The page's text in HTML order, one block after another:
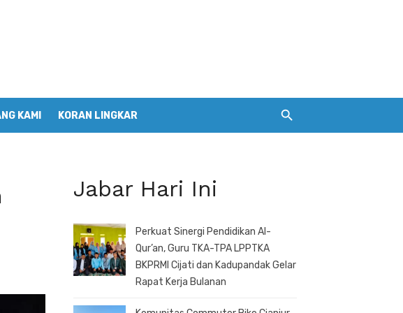
KAMI KORAN LINGKAR
Jabar Hari Ini
Perkuat Sinergi Pendidikan Al-
Qur’an, Guru TKA-TPA LPPTKA
BKPRMI Cijati dan Kadupandak Gelar
Rapat Kerja Bulanan